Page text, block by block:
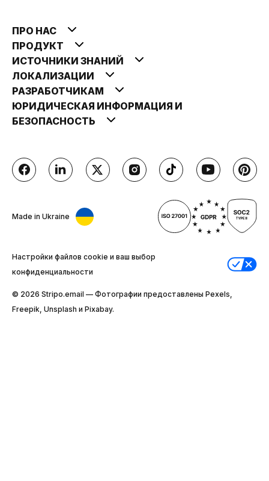
ПРО НАС
ПРОДУКТ
ИСТОЧНИКИ ЗНАНИЙ
ЛОКАЛИЗАЦИИ
РАЗРАБОТЧИКАМ
ЮРИДИЧЕСКАЯ ИНФОРМАЦИЯ И
БЕЗОПАСНОСТЬ
Made in Ukraine
Настройки файлов cookie и ваш выбор
конфиденциальности
© 2026 Stripо.email — Фотографии предоставлены Pexels,
Freepik, Unsplash и Pixabay.